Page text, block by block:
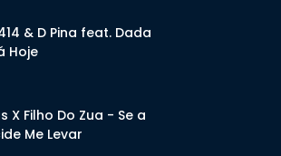
& D Pina feat. Dada
Hoje
X Filho Do Zua - Se a
Me Levar